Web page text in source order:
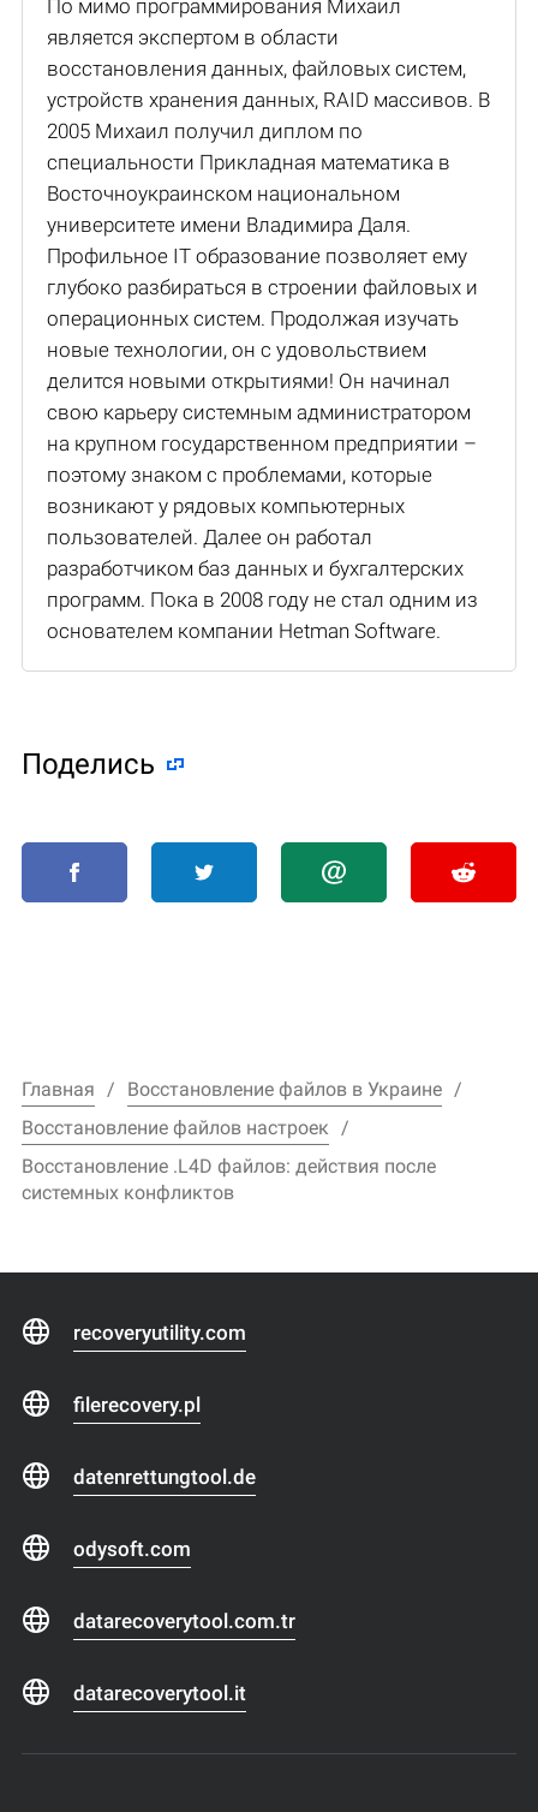
По мимо программирования Михаил
является экспертом в области
восстановления данных, файловых систем,
устройств хранения данных, RAID массивов. В
2005 Михаил получил диплом по
специальности Прикладная математика в
Восточноукраинском национальном
университете имени Владимира Даля.
Профильное IT образование позволяет ему
глубоко разбираться в строении файловых и
операционных систем. Продолжая изучать
новые технологии, он с удовольствием
делится новыми открытиями! Он начинал
свою карьеру системным администратором
на крупном государственном предприятии –
поэтому знаком с проблемами, которые
возникают у рядовых компьютерных
пользователей. Далее он работал
разработчиком баз данных и бухгалтерских
программ. Пока в 2008 году не стал одним из
основателем компании Hetman Software.
Поделиcь
Главная
Восстановление файлов в Украине
Восстановление файлов настроек
Восстановление .L4D файлов: действия после
системных конфликтов
recoveryutility.com
filerecovery.pl
datenrettungtool.de
odysoft.com
datarecoverytool.com.tr
datarecoverytool.it